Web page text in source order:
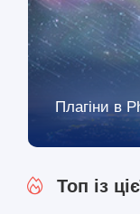
Плагіни в
Топ із